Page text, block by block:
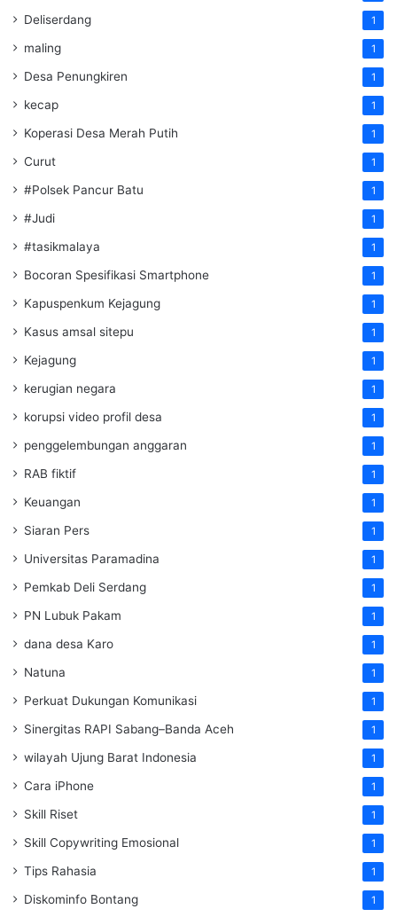
Deliserdang 1
maling 1
Desa Penungkiren 1
kecap 1
Koperasi Desa Merah Putih 1
Curut 1
#Polsek Pancur Batu 1
#Judi 1
#tasikmalaya 1
Bocoran Spesifikasi Smartphone 1
Kapuspenkum Kejagung 1
Kasus amsal sitepu 1
Kejagung 1
kerugian negara 1
korupsi video profil desa 1
penggelembungan anggaran 1
RAB fiktif 1
Keuangan 1
Siaran Pers 1
Universitas Paramadina 1
Pemkab Deli Serdang 1
PN Lubuk Pakam 1
dana desa Karo 1
Natuna 1
Perkuat Dukungan Komunikasi 1
Sinergitas RAPI Sabang–Banda Aceh 1
wilayah Ujung Barat Indonesia 1
Cara iPhone 1
Skill Riset 1
Skill Copywriting Emosional 1
Tips Rahasia 1
Diskominfo Bontang 1